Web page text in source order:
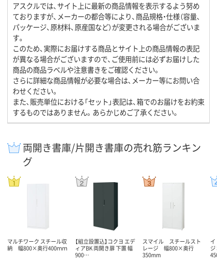
アスクルでは、サイト上に最新の商品情報を表示するよう努め
ておりますが、メーカーの都合等により、商品規格・仕様（容量、
パッケージ、原材料、原産国など）が変更される場合がございま
す。
このため、実際にお届けする商品とサイト上の商品情報の表記
が異なる場合がございますので、ご使用前には必ずお届けした
商品の商品ラベルや注意書きをご確認ください。
さらに詳細な商品情報が必要な場合は、メーカー等にお問い合
わせください。
また、販売単位における「セット」表記は、箱でのお届けをお約束
するものではありません。あらかじめご了承ください。
両開き書庫/片開き書庫の売れ筋ランキン
グ
マルチワーク スチール収
納 幅800×奥行400ｍｍ
【組立設置込】コクヨ エデ
ィアBK 両開き扉 下置 幅
900…
スマイル スチールスト
レージ 幅800×奥行
350mm